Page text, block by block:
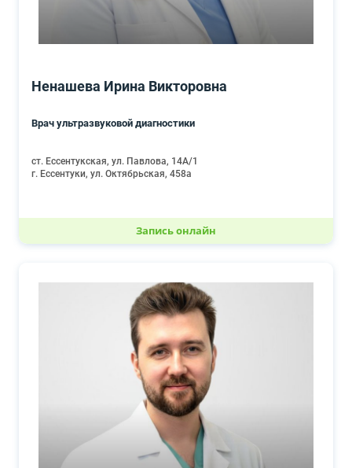
Ненашева Ирина Викторовна
Врач ультразвуковой диагностики
ст. Ессентукская, ул. Павлова, 14А/1
г. Ессентуки, ул. Октябрьская, 458а
Запись онлайн